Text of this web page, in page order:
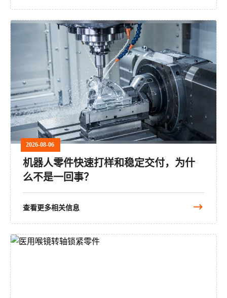
2026-08-06
机器人零件快速打样和稳定交付，为什
么不是一回事？
查看更多相关信息